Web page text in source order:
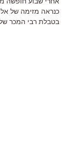
כנראה מזימה של
בטבלת רבי המכר של